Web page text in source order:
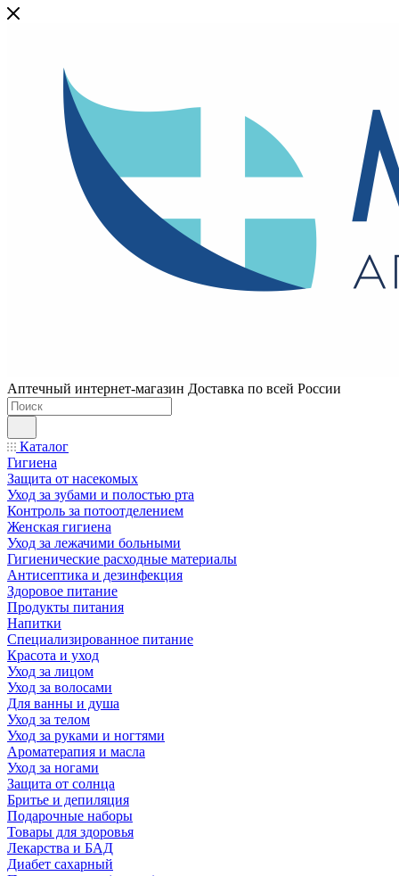
Аптечный интернет-магазин Доставка по всей России
Каталог
Гигиена
Защита от насекомых
Уход за зубами и полостью рта
Контроль за потоотделением
Женская гигиена
Уход за лежачими больными
Гигиенические расходные материалы
Антисептика и дезинфекция
Здоровое питание
Продукты питания
Напитки
Специализированное питание
Красота и уход
Уход за лицом
Уход за волосами
Для ванны и душа
Уход за телом
Уход за руками и ногтями
Ароматерапия и масла
Уход за ногами
Защита от солнца
Бритье и депиляция
Подарочные наборы
Товары для здоровья
Лекарства и БАД
Диабет сахарный